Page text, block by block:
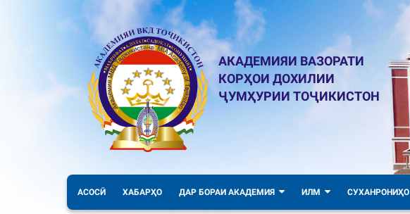
АКАДЕМИЯИ ВАЗОРАТИ
КОРҲОИ ДОХИЛИИ
ҶУМҲУРИИ ТОҶИКИСТОН
АСОСӢ ХАБАРҲО ДАР БОРАИ АКАДЕМИЯ ИЛМ СУХАНРОНИҲО